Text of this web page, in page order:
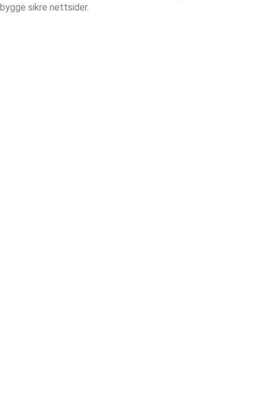
bygge sikre nettsider.